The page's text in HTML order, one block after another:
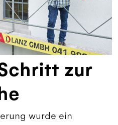
zur
wurde ein